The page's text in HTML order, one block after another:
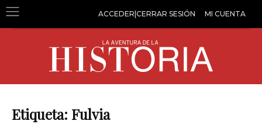
ACCEDER|CERRAR SESIÓN MI CUENTA
Etiqueta: Fulvia